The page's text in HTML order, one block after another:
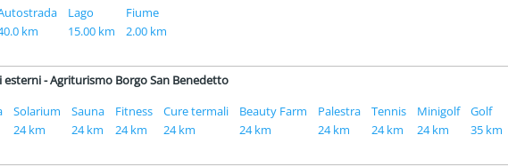
km
Lago
15.00 km
Fiume
2.00 km
esterni - Agriturismo Borgo San Benedetto
Solarium
24 km
Sauna
24 km
Fitness
24 km
Cure termali
24 km
Beauty Farm
24 km
Palestra
24 km
Tennis
24 km
Minigolf
24 km
Golf
35 km